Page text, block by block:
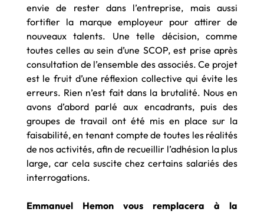
envie de rester dans l’entreprise, mais aussi
fortifier la marque employeur pour attirer de
nouveaux talents. Une telle décision, comme
toutes celles au sein d’une SCOP, est prise après
consultation de l’ensemble des associés. Ce projet
est le fruit d’une réflexion collective qui évite les
erreurs. Rien n’est fait dans la brutalité. Nous en
avons d’abord parlé aux encadrants, puis des
groupes de travail ont été mis en place sur la
faisabilité, en tenant compte de toutes les réalités
de nos activités, afin de recueillir l’adhésion la plus
large, car cela suscite chez certains salariés des
interrogations.
Emmanuel Hemon vous remplacera à la